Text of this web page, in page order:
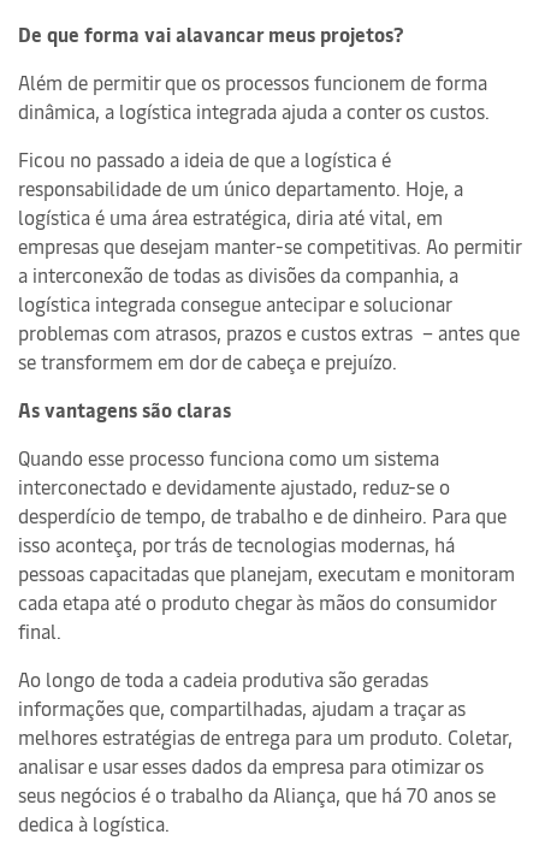
De que forma vai alavancar meus projetos?
Além de permitir que os processos funcionem de forma
dinâmica, a logística integrada ajuda a conter os custos.
Ficou no passado a ideia de que a logística é
responsabilidade de um único departamento. Hoje, a
logística é uma área estratégica, diria até vital, em
empresas que desejam manter-se competitivas. Ao permitir
a interconexão de todas as divisões da companhia, a
logística integrada consegue antecipar e solucionar
problemas com atrasos, prazos e custos extras – antes que
se transformem em dor de cabeça e prejuízo.
As vantagens são claras
Quando esse processo funciona como um sistema
interconectado e devidamente ajustado, reduz-se o
desperdício de tempo, de trabalho e de dinheiro. Para que
isso aconteça, por trás de tecnologias modernas, há
pessoas capacitadas que planejam, executam e monitoram
cada etapa até o produto chegar às mãos do consumidor
final.
Ao longo de toda a cadeia produtiva são geradas
informações que, compartilhadas, ajudam a traçar as
melhores estratégias de entrega para um produto. Coletar,
analisar e usar esses dados da empresa para otimizar os
seus negócios é o trabalho da Aliança, que há 70 anos se
dedica à logística.